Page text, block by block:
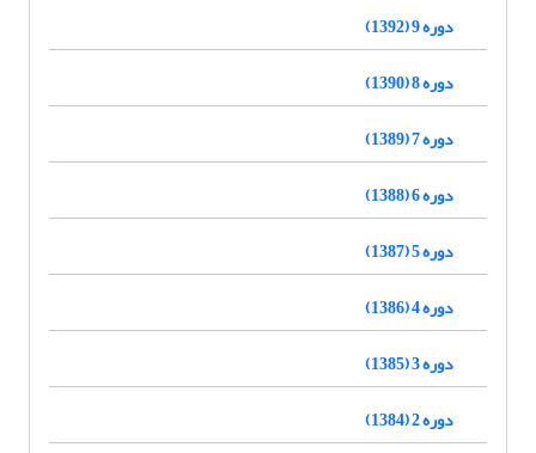
دوره 9 (1392)
دوره 8 (1390)
دوره 7 (1389)
دوره 6 (1388)
دوره 5 (1387)
دوره 4 (1386)
دوره 3 (1385)
دوره 2 (1384)